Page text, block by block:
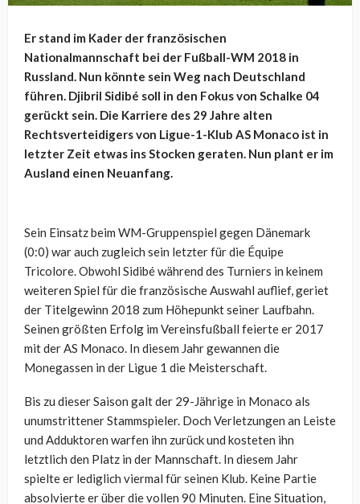
Er stand im Kader der französischen
Nationalmannschaft bei der Fußball-WM 2018 in
Russland. Nun könnte sein Weg nach Deutschland
führen. Djibril Sidibé soll in den Fokus von Schalke 04
gerückt sein. Die Karriere des 29 Jahre alten
Rechtsverteidigers von Ligue-1-Klub AS Monaco ist in
letzter Zeit etwas ins Stocken geraten. Nun plant er im
Ausland einen Neuanfang.
Sein Einsatz beim WM-Gruppenspiel gegen Dänemark
(0:0) war auch zugleich sein letzter für die Équipe
Tricolore. Obwohl Sidibé während des Turniers in keinem
weiteren Spiel für die französische Auswahl auflief, geriet
der Titelgewinn 2018 zum Höhepunkt seiner Laufbahn.
Seinen größten Erfolg im Vereinsfußball feierte er 2017
mit der AS Monaco. In diesem Jahr gewannen die
Monegassen in der Ligue 1 die Meisterschaft.
Bis zu dieser Saison galt der 29-Jährige in Monaco als
unumstrittener Stammspieler. Doch Verletzungen an Leiste
und Adduktoren warfen ihn zurück und kosteten ihn
letztlich den Platz in der Mannschaft. In diesem Jahr
spielte er lediglich viermal für seinen Klub. Keine Partie
absolvierte er über die vollen 90 Minuten. Eine Situation,